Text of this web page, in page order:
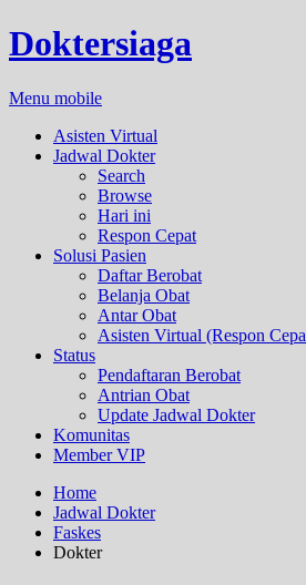
Doktersiaga
Menu mobile
Asisten Virtual
Jadwal Dokter
Search
Browse
Hari ini
Respon Cepat
Solusi Pasien
Daftar Berobat
Belanja Obat
Antar Obat
Asisten Virtual (Respon
Status
Pendaftaran Berobat
Antrian Obat
Update Jadwal Dokter
Komunitas
Member VIP
Home
Jadwal Dokter
Faskes
Dokter